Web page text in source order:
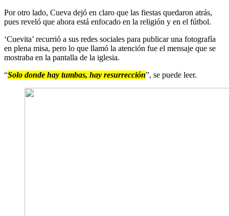
Por otro lado, Cueva dejó en claro que las fiestas quedaron atrás,
pues reveló que ahora está enfocado en la religión y en el fútbol.
‘Cuevita’ recurrió a sus redes sociales para publicar una fotografía
en plena misa, pero lo que llamó la atención fue el mensaje que se
mostraba en la pantalla de la iglesia.
“Solo donde hay tumbas, hay resurrección”, se puede leer.